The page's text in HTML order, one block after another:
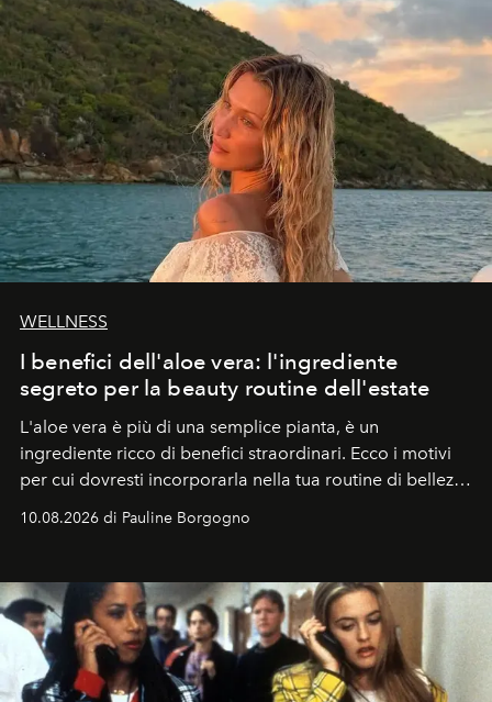
WELLNESS
I benefici dell'aloe vera: l'ingrediente
segreto per la beauty routine dell'estate
L'aloe vera è più di una semplice pianta, è un
ingrediente ricco di benefici straordinari. Ecco i motivi
per cui dovresti incorporarla nella tua routine di bellezza
e benessere.
10.08.2026 di Pauline Borgogno